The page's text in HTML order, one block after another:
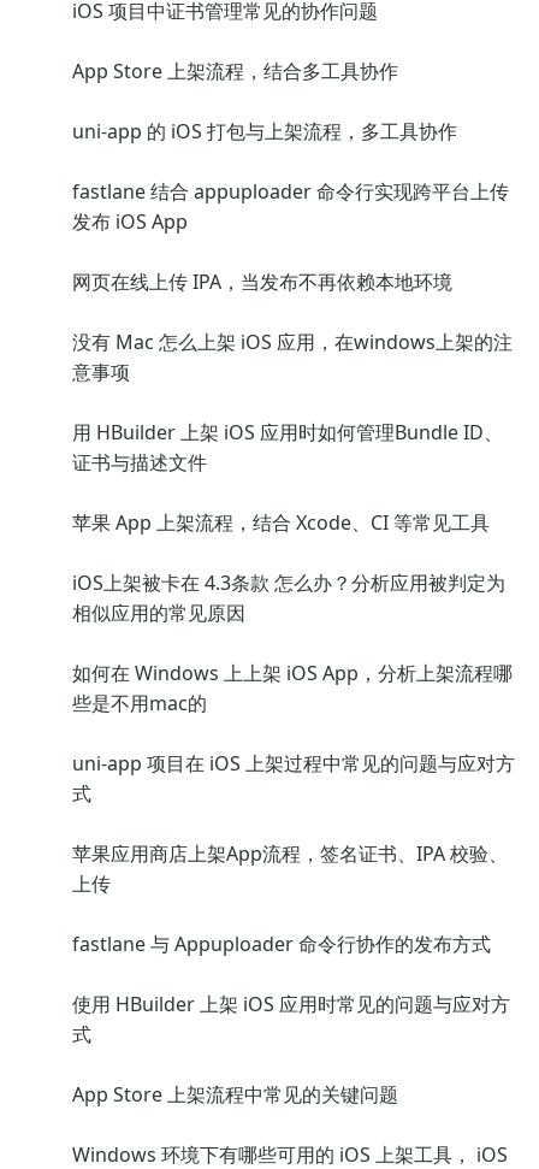
iOS 项目中证书管理常见的协作问题
App Store 上架流程，结合多工具协作
uni-app 的 iOS 打包与上架流程，多工具协作
fastlane 结合 appuploader 命令行实现跨平台上传
发布 iOS App
网页在线上传 IPA，当发布不再依赖本地环境
没有 Mac 怎么上架 iOS 应用，在windows上架的注
意事项
用 HBuilder 上架 iOS 应用时如何管理Bundle ID、
证书与描述文件
苹果 App 上架流程，结合 Xcode、CI 等常见工具
iOS上架被卡在 4.3条款 怎么办？分析应用被判定为
相似应用的常见原因
如何在 Windows 上上架 iOS App，分析上架流程哪
些是不用mac的
uni-app 项目在 iOS 上架过程中常见的问题与应对方
式
苹果应用商店上架App流程，签名证书、IPA 校验、
上传
fastlane 与 Appuploader 命令行协作的发布方式
使用 HBuilder 上架 iOS 应用时常见的问题与应对方
式
App Store 上架流程中常见的关键问题
Windows 环境下有哪些可用的 iOS 上架工具， iOS